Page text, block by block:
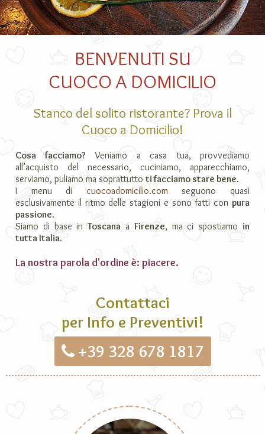
BENVENUTI SU
CUOCO A DOMICILIO
Stanco del solito ristorante? Prova il
Cuoco a Domicilio!
Cosa facciamo? Veniamo a casa tua, provvediamo
all’acquisto del necessario, cuciniamo, apparecchiamo,
serviamo, puliamo ma soprattutto ti facciamo stare bene.
I menu di cuocoadomicilio.com seguono quasi
esclusivamente il ritmo delle stagioni e sono fatti con pura
passione.
Siamo di base inToscana a Firenze, ma ci spostiamo in
tutta Italia.
La nostra parola d'ordine è: piacere.
Contattaci
per Info e Preventivi!
+39 328 678 1817